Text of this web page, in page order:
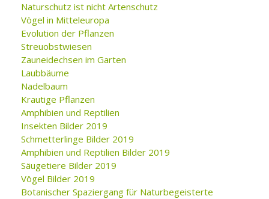
Naturschutz ist nicht Artenschutz
Vögel in Mitteleuropa
Evolution der Pflanzen
Streuobstwiesen
Zauneidechsen im Garten
Laubbäume
Nadelbaum
Krautige Pflanzen
Amphibien und Reptilien
Insekten Bilder 2019
Schmetterlinge Bilder 2019
Amphibien und Reptilien Bilder 2019
Säugetiere Bilder 2019
Vögel Bilder 2019
Botanischer Spaziergang für Naturbegeisterte